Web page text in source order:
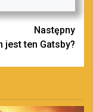
Następny
jest ten Gatsby?